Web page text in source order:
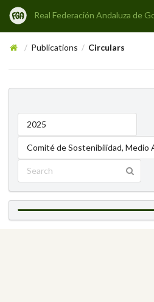
Real Federación Andaluza de
/ Publications / Circulars
2025
Comité de Sostenibilidad, Medio